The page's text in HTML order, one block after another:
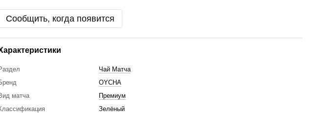
Сообщить, когда появится
Чай Матча
OYCHA
матча
Премиум
Зелёный